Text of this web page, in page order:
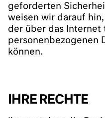
geforderten
weisen wir darauf
der über das Internet
personenbezogenen
können.
IHRE RECHTE